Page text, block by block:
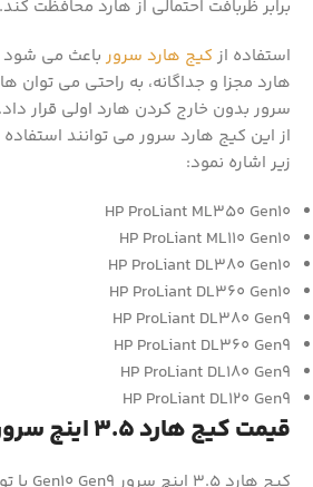
برابر ظربافت احتمالی از هارد محافظت کند.
استفاده از کیج هارد سرور باعث می شود
هارد مجزا و جداگانه، به راحتی می توان
سرور بدون خارج کردن هارد اولی قرار
از این کیج هارد سرور می توانند
زیر اشاره نمود:
HP ProLiant ML350 Gen10
HP ProLiant ML110 Gen10
HP ProLiant DL380 Gen10
HP ProLiant DL360 Gen10
HP ProLiant DL380 Gen9
HP ProLiant DL360 Gen9
HP ProLiant DL180 Gen9
HP ProLiant DL120 Gen9
قیمت کیج هارد 3.5 اینچ سرور Gen10 Gen9